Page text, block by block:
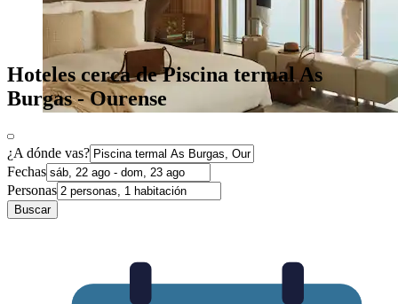
Hoteles cerca de Piscina termal As
Burgas - Ourense
¿A dónde vas?
Fechas
Personas
Buscar